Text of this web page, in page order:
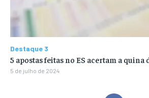
Destaque 3
5 apostas feitas no ES acertam a quina
5 de julho de 2024